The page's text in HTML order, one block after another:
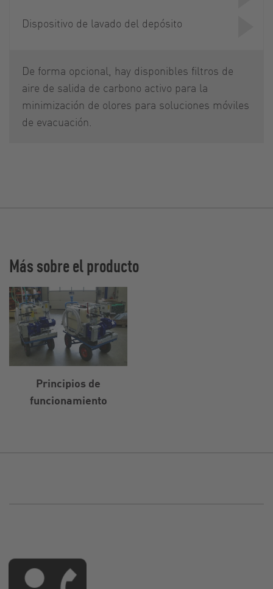
Dispositivo de lavado del depósito
De forma opcional, hay disponibles filtros de
aire de salida de carbono activo para la
minimización de olores para soluciones móviles
de evacuación.
Más sobre el producto
Principios de
funcionamiento